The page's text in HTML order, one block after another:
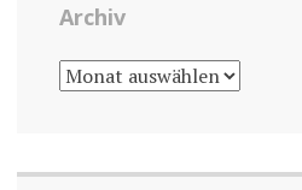
Archiv
ARCHIV